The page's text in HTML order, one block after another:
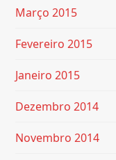
Março 2015
Fevereiro 2015
Janeiro 2015
Dezembro 2014
Novembro 2014